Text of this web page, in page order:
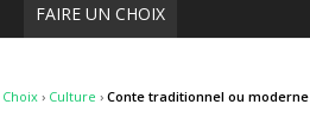
FAIRE UN CHOIX
Choix› Culture › Conte traditionnel ou moderne